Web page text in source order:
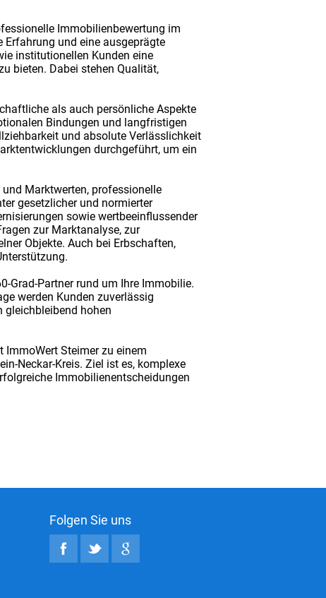
Immobilienbewertung im
Erfahrung und eine ausgeprägte
institutionellen Kunden eine
bieten. Dabei stehen Qualität,
als auch persönliche Aspekte
Bindungen und langfristigen
und absolute Verlässlichkeit
durchgeführt, um ein
Marktwerten, professionelle
gesetzlicher und normierter
sowie wertbeeinflussender
zur Marktanalyse, zur
Objekte. Auch bei Erbschaften,
Grad-Partner rund um Ihre Immobilie.
werden Kunden zuverlässig
gleichbleibend hohen
Steimer zu einem
Neckar-Kreis. Ziel ist es, komplexe
Immobilienentscheidungen
Folgen Sie uns